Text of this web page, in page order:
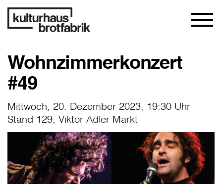
Wohnzimmerkonzert
#49
Mittwoch, 20. Dezember 2023, 19:30 Uhr
Stand 129, Viktor Adler Markt